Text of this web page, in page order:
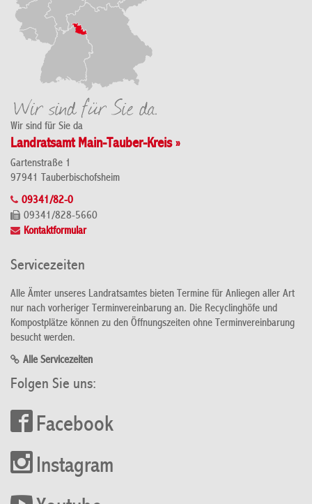
Wir sind für Sie da
Landratsamt Main-Tauber-Kreis »
Gartenstraße 1
97941 Tauberbischofsheim
09341/82-0
09341/828-5660
Kontaktformular
Servicezeiten
Alle Ämter unseres Landratsamtes bieten Termine für Anliegen aller Art
nur nach vorheriger Terminvereinbarung an. Die Recyclinghöfe und
Kompostplätze können zu den Öffnungszeiten ohne Terminvereinbarung
besucht werden.
Alle Servicezeiten
Folgen Sie uns:
Facebook
Instagram